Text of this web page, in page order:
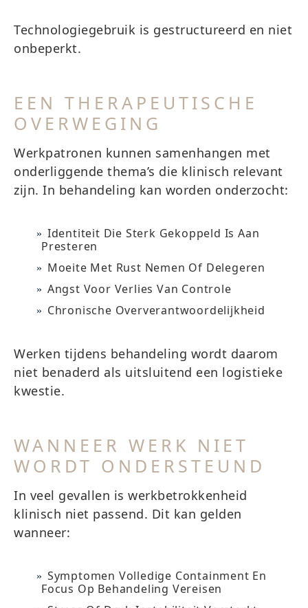
Technologiegebruik is gestructureerd en niet
onbeperkt.
EEN THERAPEUTISCHE
OVERWEGING
Werkpatronen kunnen samenhangen met
onderliggende thema’s die klinisch relevant
zijn. In behandeling kan worden onderzocht:
Identiteit Die Sterk Gekoppeld Is Aan
Presteren
Moeite Met Rust Nemen Of Delegeren
Angst Voor Verlies Van Controle
Chronische Oververantwoordelijkheid
Werken tijdens behandeling wordt daarom
niet benaderd als uitsluitend een logistieke
kwestie.
WANNEER WERK NIET
WORDT ONDERSTEUND
In veel gevallen is werkbetrokkenheid
klinisch niet passend. Dit kan gelden
wanneer:
Symptomen Volledige Containment En
Focus Op Behandeling Vereisen